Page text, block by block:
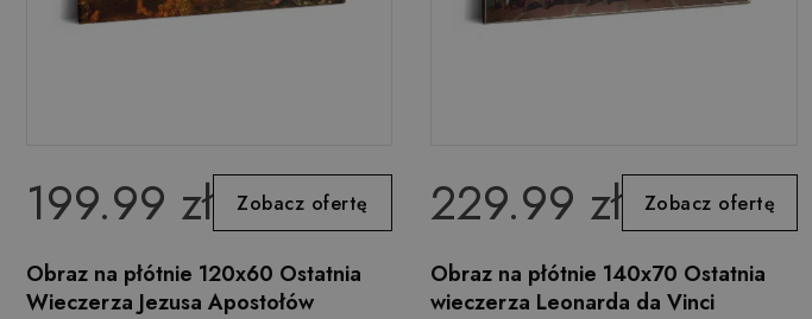
199.99 zł Zobacz ofertę
Obraz na płótnie 120x60 Ostatnia
Wieczerza Jezusa Apostołów
229.99 zł Zobacz ofertę
Obraz na płótnie 140x70 Ostatnia
wieczerza Leonarda da Vinci